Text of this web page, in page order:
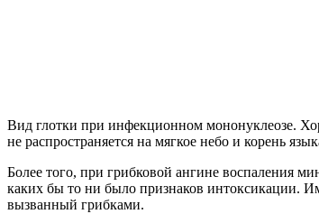
Вид глотки при инфекционном мононуклеозе.
не распространяется на мягкое небо и корень
Более того, при грибковой ангине воспаления
каких бы то ни было признаков интоксикации.
вызванный грибками.